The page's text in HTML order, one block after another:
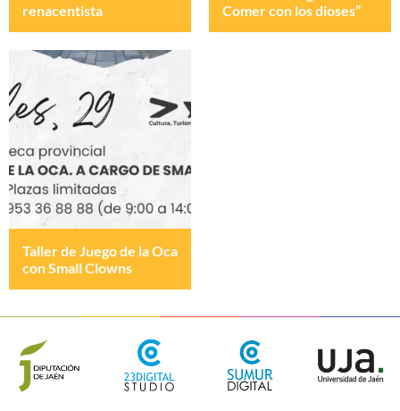
renacentista
Comer con los dioses”
Taller de Juego de la Oca
con Small Clowns